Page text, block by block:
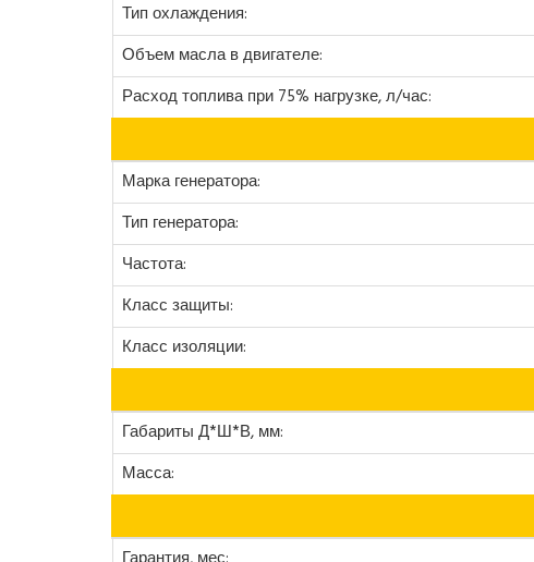
Тип охлаждения:
Объем масла в двигателе:
Расход топлива при 75% нагрузке, л/час:
Марка генератора:
Тип генератора:
Частота:
Класс защиты:
Класс изоляции:
Габариты Д*Ш*В, мм:
Масса: